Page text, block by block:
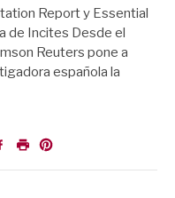
Report y Essential
de Incites Desde el
Reuters pone a
española la